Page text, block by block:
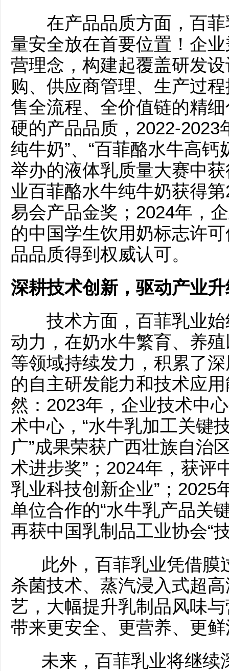
在产品品质方面，百菲
量安全放在首要位置！企
营理念，构建起覆盖研发
购、供应商管理、生产过
售全流程、全价值链的精
硬的产品品质，2022-2023
纯牛奶”、“百菲酪水牛高
举办的液体乳质量大赛中
业百菲酪水牛纯牛奶获得
易会产品金奖；2024年，
的中国学生饮用奶标志许
品品质得到权威认可。
深耕技术创新，驱动产业
技术方面，百菲乳业始
动力，在奶水牛繁育、养
等领域持续发力，积累了
的自主研发能力和技术应
然：2023年，企业技术中
术中心，“水牛乳加工关键
广”成果荣获广西壮族自治
术进步奖”；2024年，获评
乳业科技创新企业”；2025
单位合作的“水牛乳产品关
再获中国乳制品工业协会“
此外，百菲乳业凭借膜
杀菌技术、蒸汽浸入式超
艺，大幅提升乳制品风味
带来更安全、更营养、更
未来，百菲乳业将继续